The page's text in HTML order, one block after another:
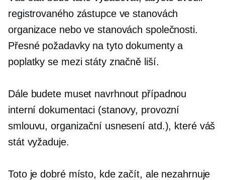
registrovaného zástupce ve stanovách
organizace nebo ve stanovách společnosti.
Přesné požadavky na tyto dokumenty a
poplatky se mezi státy značně liší.
Dále budete muset navrhnout případnou
interní dokumentaci (stanovy, provozní
smlouvu, organizační usnesení atd.), které váš
stát vyžaduje.
Toto je dobré místo, kde začít, ale nezahrnuje